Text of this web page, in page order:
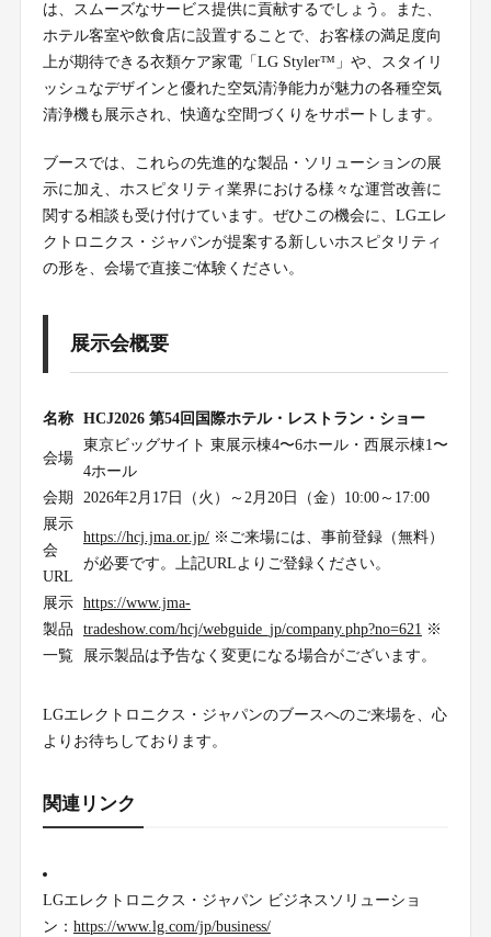
は、スムーズなサービス提供に貢献するでしょう。また、
ホテル客室や飲食店に設置することで、お客様の満足度向
上が期待できる衣類ケア家電「LG Styler™」や、スタイリ
ッシュなデザインと優れた空気清浄能力が魅力の各種空気
清浄機も展示され、快適な空間づくりをサポートします。
ブースでは、これらの先進的な製品・ソリューションの展
示に加え、ホスピタリティ業界における様々な運営改善に
関する相談も受け付けています。ぜひこの機会に、LGエレ
クトロニクス・ジャパンが提案する新しいホスピタリティ
の形を、会場で直接ご体験ください。
展示会概要
名称 HCJ2026 第54回国際ホテル・レストラン・ショー
会場
東京ビッグサイト 東展示棟4〜6ホール・西展示棟1〜
4ホール
会期
2026年2月17日（火）～2月20日（金）10:00～17:00
展示
会
URL
https://hcj.jma.or.jp/※ご来場には、事前登録（無料）
が必要です。上記URLよりご登録ください。
展示
製品
一覧
https://www.jma-
tradeshow.com/hcj/webguide_jp/company.php?no=621 ※
展示製品は予告なく変更になる場合がございます。
LGエレクトロニクス・ジャパンのブースへのご来場を、心
よりお待ちしております。
関連リンク
LGエレクトロニクス・ジャパン ビジネスソリューショ
ン： https://www.lg.com/jp/business/